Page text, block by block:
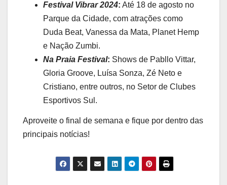
Festival Vibrar 2024: Até 18 de agosto no
Parque da Cidade, com atrações como
Duda Beat, Vanessa da Mata, Planet Hemp
e Nação Zumbi.
Na Praia Festival: Shows de Pabllo Vittar,
Gloria Groove, Luísa Sonza, Zé Neto e
Cristiano, entre outros, no Setor de Clubes
Esportivos Sul.
Aproveite o final de semana e fique por dentro das
principais notícias!